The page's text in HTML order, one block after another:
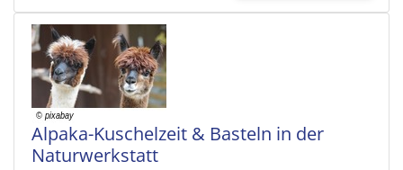
Alpaka-Kuschelzeit & Basteln in der
Naturwerkstatt